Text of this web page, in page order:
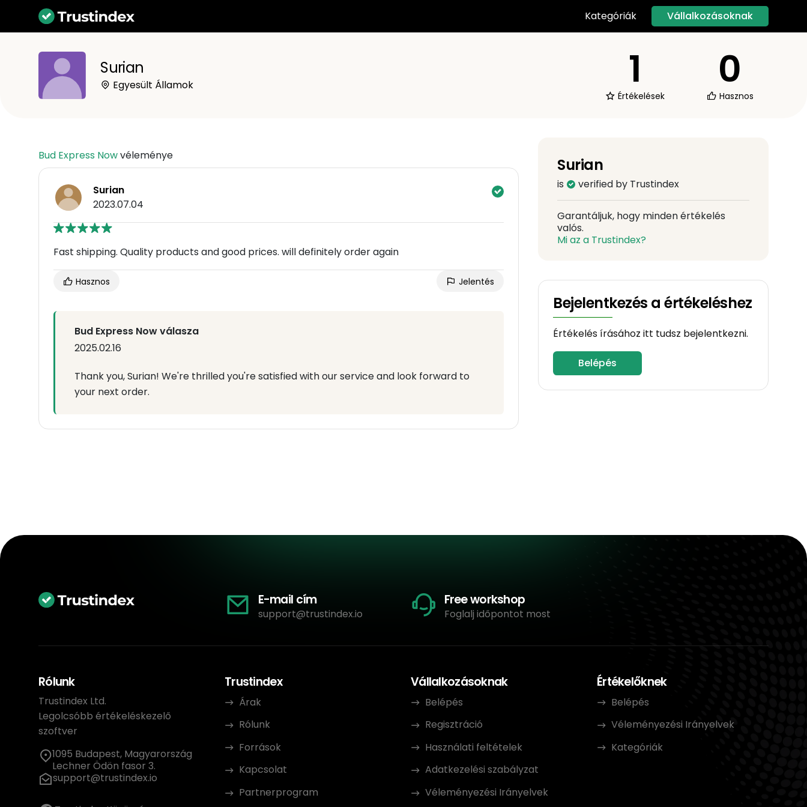
Kategóriák Vállalkozásoknak
Surian
Egyesült Államok 1
Értékelések
0
Hasznos
Bud Express Nowvéleménye
Surian
2023.07.04
Fast shipping. Quality products and good prices. will definitely order again
Hasznos Jelentés
Bud Express Now válasza
2025.02.16
Thank you, Surian! We're thrilled you're satisfied with our service and look forward to
your next order.
Surian
is verified by Trustindex
Garantáljuk, hogy minden értékelés
valós.
Mi az a Trustindex?
Bejelentkezés a értékeléshez
Értékelés írásához itt tudsz bejelentkezni.
Belépés
E-mail cím
support@trustindex.io
Free workshop
Foglalj időpontot most
Rólunk
Trustindex Ltd.
Legolcsóbb értékeléskezelő
szoftver
1095 Budapest, Magyarország
Lechner Ödön fasor 3.
support@trustindex.io
Trustindex
Árak
Rólunk
Források
Kapcsolat
Partnerprogram
Vállalkozásoknak
Belépés
Regisztráció
Használati feltételek
Adatkezelési szabályzat
Véleményezési Irányelvek
Értékelőknek
Belépés
Véleményezési Irányelvek
Kategóriák